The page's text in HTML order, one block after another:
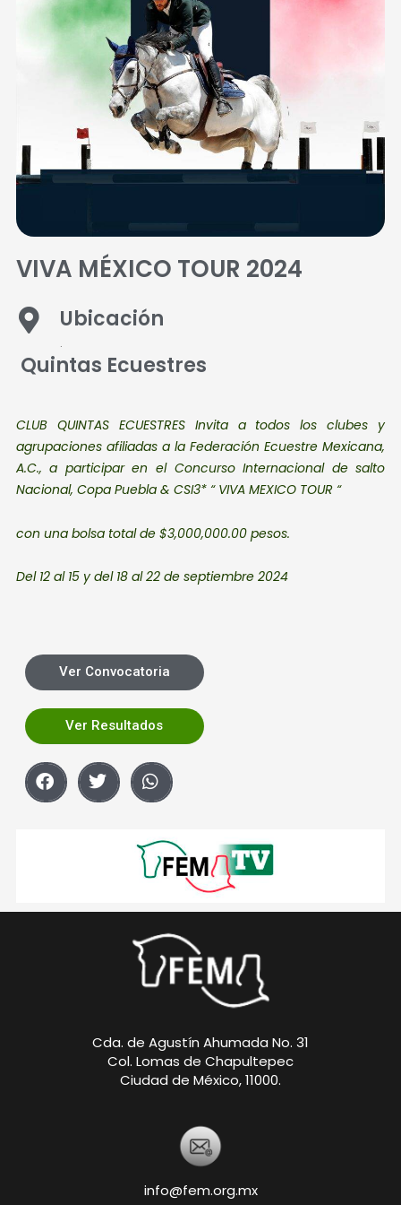
VIVA MÉXICO TOUR 2024
Ubicación
.
Quintas Ecuestres
CLUB QUINTAS ECUESTRES Invita a todos los clubes y
agrupaciones afiliadas a la Federación EcuestreMexicana,
A.C., a participar en el Concurso Internacional de salto
Nacional, Copa Puebla & CSI3* “ VIVA MEXICO TOUR “
con una bolsa total de $3,000,000.00 pesos.
Del 12 al 15 y del 18 al 22 de septiembre 2024
Ver Convocatoria
Ver Resultados
Cda. de Agustín Ahumada No. 31
Col. Lomas de Chapultepec
Ciudad de México, 11000.
info@fem.org.mx